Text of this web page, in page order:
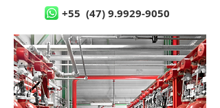
+55 (47) 9.9929-9050